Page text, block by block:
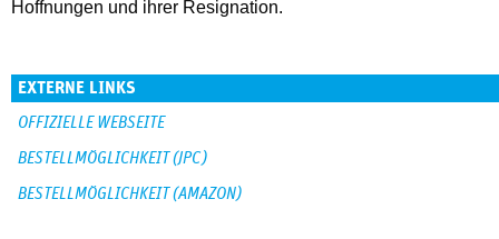
Hoffnungen und ihrer Resignation.
EXTERNE LINKS
OFFIZIELLE WEBSEITE
BESTELLMÖGLICHKEIT (JPC)
BESTELLMÖGLICHKEIT (AMAZON)